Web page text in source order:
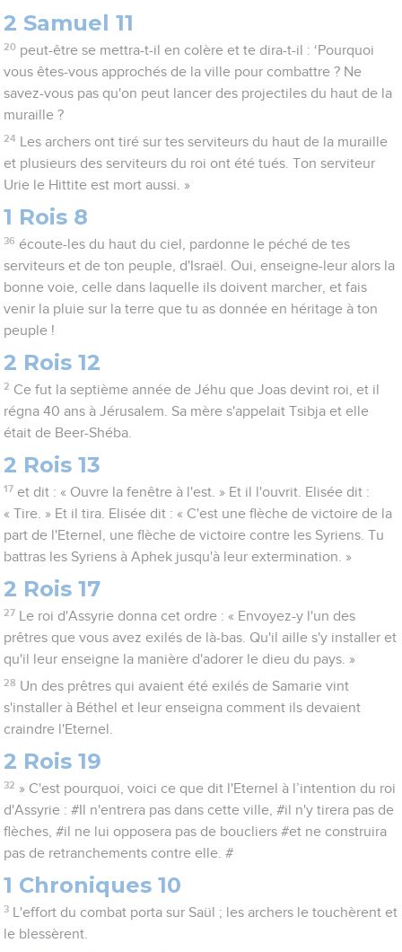
2 Samuel 11
20 peut-être se mettra-t-il en colère et te dira-t-il : ‘Pourquoi
vous êtes-vous approchés de la ville pour combattre ? Ne
savez-vous pas qu'on peut lancer des projectiles du haut de la
muraille ?
24
Les archers ont tiré sur tes serviteurs du haut de la muraille
et plusieurs des serviteurs du roi ont été tués. Ton serviteur
Urie le Hittite est mort aussi. »
1 Rois 8
36 écoute-les du haut du ciel, pardonne le péché de tes
serviteurs et de ton peuple, d'Israël. Oui, enseigne-leur alors la
bonne voie, celle dans laquelle ils doivent marcher, et fais
venir la pluie sur la terre que tu as donnée en héritage à ton
peuple !
2 Rois 12
2 Ce fut la septième année de Jéhu que Joas devint roi, et il
régna 40 ans à Jérusalem. Sa mère s'appelait Tsibja et elle
était de Beer-Shéba.
2 Rois 13
17 et dit : « Ouvre la fenêtre à l'est. » Et il l'ouvrit. Elisée dit :
« Tire. » Et il tira. Elisée dit : « C'est une flèche de victoire de la
part de l'Eternel, une flèche de victoire contre les Syriens. Tu
battras les Syriens à Aphek jusqu'à leur extermination. »
2 Rois 17
27
Le roi d'Assyrie donna cet ordre : « Envoyez-y l'un des
prêtres que vous avez exilés de là-bas. Qu'il aille s'y installer et
qu'il leur enseigne la manière d'adorer le dieu du pays. »
28 Un des prêtres qui avaient été exilés de Samarie vint
s'installer à Béthel et leur enseigna comment ils devaient
craindre l'Eternel.
2 Rois 19
32 » C'est pourquoi, voici ce que dit l'Eternel à l’intention du roi
d'Assyrie : #Il n'entrera pas dans cette ville, #il n'y tirera pas de
flèches, #il ne lui opposera pas de boucliers #et ne construira
pas de retranchements contre elle. #
1 Chroniques 10
3
L'effort du combat porta sur Saül ; les archers le touchèrent et
le blessèrent.